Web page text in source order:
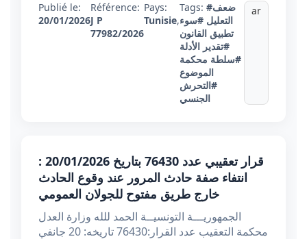
Publié le:
20/01/2026
Référence:
J P
77982/2026
Pays:
Tunisie,
Tags: #ضعف
التعليل #سوء
تطبيق القانون
#تقدير الأدلة
#سلطة محكمة
الموضوع
#التحرش
الجنسي
ar
قرار تعقيبي عدد 76430 بتاريخ 20/01/2026 :
انتفاء صفة حادث المرور عند وقوع الحادث
خارج طريق مفتوح للجولان العمومي
الجمهوريـــة التونسيــة الحمد للله وزارة العدل
محكمة التعقيب عدد القرار:76430 تاريخه: 20 جانفي